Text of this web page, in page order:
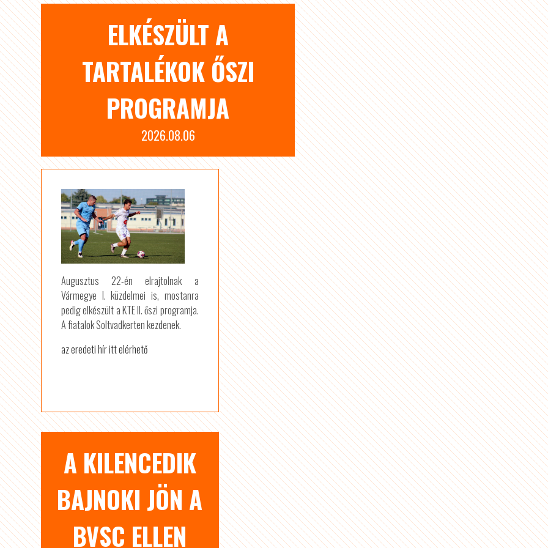
ELKÉSZÜLT A
TARTALÉKOK ŐSZI
PROGRAMJA
2026.08.06
Augusztus 22-én elrajtolnak a
Vármegye I. küzdelmei is, mostanra
pedig elkészült a KTE II. őszi programja.
A fiatalok Soltvadkerten kezdenek.
az eredeti hír itt elérhető
A KILENCEDIK
BAJNOKI JÖN A
BVSC ELLEN